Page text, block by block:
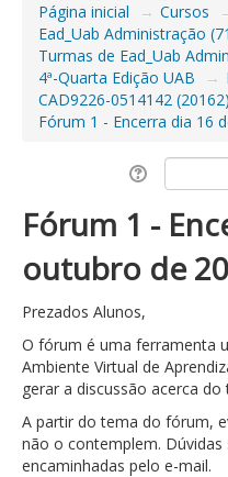
Página inicial → Cursos
Ead_Uab Administração
Turmas de Ead_Uab
4ª-Quarta Edição UAB
→
CAD9226-0514142 (20162)
Fórum 1 - Encerra dia 16
Fórum 1 -
outubro de
Prezados Alunos,
O fórum é uma ferramenta
Ambiente Virtual de
gerar a discussão acerca
A partir do tema do fórum,
não o contemplem.
encaminhadas pelo e-mail.